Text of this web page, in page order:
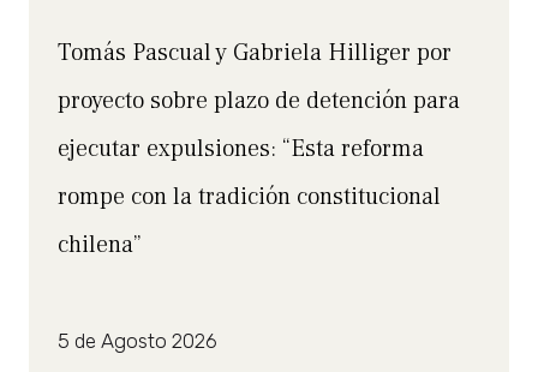
Tomás Pascual y Gabriela Hilliger por
proyecto sobre plazo de detención para
ejecutar expulsiones: “Esta reforma
rompe con la tradición constitucional
chilena”
5 de Agosto 2026